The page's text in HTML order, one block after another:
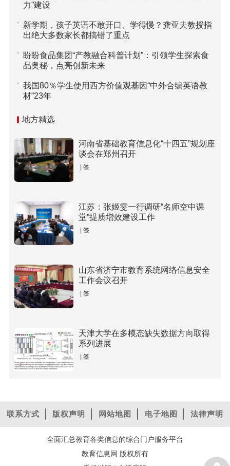
力”建设
新学期，孩子英语不敢开口、学得慢？龚亚夫教授指
出绝大多数家长都搞错了重点
盼盼食品集团“产教融合科普计划”：引领学生探索食
品奥秘，点亮创新未来
我国80％学生使用西方价值观基因“中外合编英语教
材”23年
地方精选
河南省基础教育信息化“十四五”规划座
谈会在郑州召开
| 签
江苏：张姬雯一行调研“名师空中课
堂”提质增效建设工作
| 签
山东省济宁市教育系统网络信息安全
工作会议召开
| 签
天津大学在多模态缺失数据方向取得
系列进展
| 签
联系方式 版权声明 网站地图 电子地图 法律声明
全面汇总教育各类信息的综合门户服务平台
教育信息网 版权所有